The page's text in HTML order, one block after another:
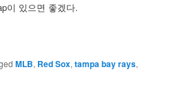
이 있으면 좋겠다.
MLB, Red Sox,tampa bay rays,